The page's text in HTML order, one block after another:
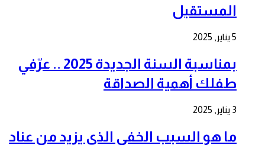
المستقبل
5 يناير, 2025
بمناسبة السنة الجديدة 2025 .. عرّفي
طفلك أهمية الصداقة
3 يناير, 2025
ما هو السبب الخفي الذي يزيد من عناد